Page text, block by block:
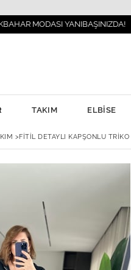
YANIBAŞINIZDA!
TAKIM ELBİSE
>FITIL DETAYLI KAPŞONLU TRIKO